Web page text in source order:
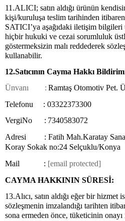
11.ALICI; satın aldığı ürünün
kişi/kuruluşa teslim tarihinden
SATICI’ya aşağıdaki iletişim
hiçbir hukuki ve cezai sorumluluk
göstermeksizin malı reddederek
kullanabilir.
12.Satıcının Cayma Hakkı
Ünvanı : Ramtaş Otomotiv Pet.
Telefonu : 03322373300
VergiNo : 7340583072
Adresi : Fatih Mah.Karatay
Koray Sokak no:24 Selçuklu/Konya
Mail : [email protected]
CAYMA HAKKININ SÜRESİ:
13.Alıcı, satın aldığı eğer bir hizmet
sözleşmenin imzalandığı tarihten
sona ermeden önce, tüketicinin